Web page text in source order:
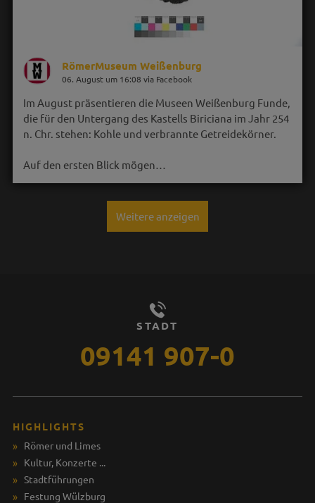
RömerMuseum Weißenburg
06. August um 16:08 via Facebook
Im August präsentieren die Museen Weißenburg Funde,
die für den Untergang des Kastells Biriciana im Jahr 254
n. Chr. stehen: Kohle und verbrannte Getreidekörner.
Auf den ersten Blick mögen…
Weitere anzeigen
STADT
09141 907-0
HIGHLIGHTS
Römer und Limes
Kultur, Konzerte ...
Stadtführungen
Festung Wülzburg